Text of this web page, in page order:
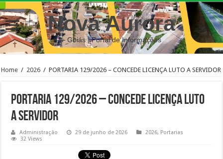
Nova Aurora
– Goiás | Portal de Informações
Home / 2026 / PORTARIA 129/2026 – CONCEDE LICENÇA LUTO A SERVIDOR
PORTARIA 129/2026 – CONCEDE LICENÇA LUTO
A SERVIDOR
Administração 29 de junho de 2026 2026, Portarias
32 Views